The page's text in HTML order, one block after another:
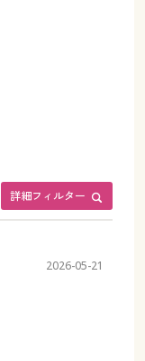
詳細フィルター
2026-05-21